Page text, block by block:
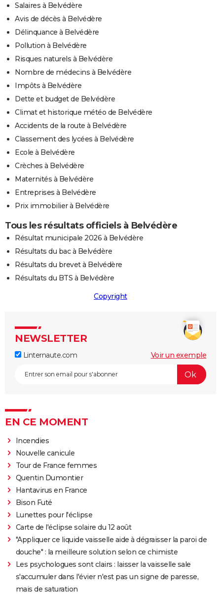
Salaires à Belvédère
Avis de décès à Belvédère
Délinquance à Belvédère
Pollution à Belvédère
Risques naturels à Belvédère
Nombre de médecins à Belvédère
Impôts à Belvédère
Dette et budget de Belvédère
Climat et historique météo de Belvédère
Accidents de la route à Belvédère
Classement des lycées à Belvédère
Ecole à Belvédère
Crèches à Belvédère
Maternités à Belvédère
Entreprises à Belvédère
Prix immobilier à Belvédère
Tous les résultats officiels à Belvédère
Résultat municipale 2026 à Belvédère
Résultats du bac à Belvédère
Résultats du brevet à Belvédère
Résultats du BTS à Belvédère
Copyright
NEWSLETTER
Linternaute.com Voir un exemple
EN CE MOMENT
Incendies
Nouvelle canicule
Tour de France femmes
Quentin Dumontier
Hantavirus en France
Bison Futé
Lunettes pour l'éclipse
Carte de l'éclipse solaire du 12 août
"Appliquer ce liquide vaisselle aide à dégraisser la paroi de
douche" : la meilleure solution selon ce chimiste
Les psychologues sont clairs : laisser la vaisselle sale
s'accumuler dans l'évier n'est pas un signe de paresse,
mais de saturation